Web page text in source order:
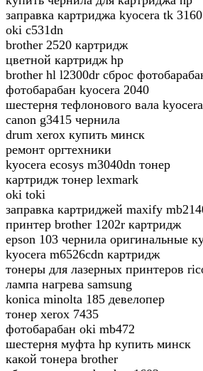
заправка картриджа kyocera tk 3160
oki c531dn
brother 2520 картридж
цветной картридж hp
brother hl l2300dr сброс
фотобарабан kyocera 2040
шестерня тефлонового вала
canon g3415 чернила
drum xerox купить минск
ремонт оргтехники
kyocera ecosys m3040dn тонер
картридж тонер lexmark
oki toki
заправка картриджей maxify
принтер brother 1202r картридж
epson 103 чернила оригинальные
kyocera m6526cdn картридж
тонеры для лазерных принтеров
лампа нагрева samsung
konica minolta 185 девелопер
тонер xerox 7435
фотобарабан oki mb472
шестерня муфта hp купить минск
какой тонера brother